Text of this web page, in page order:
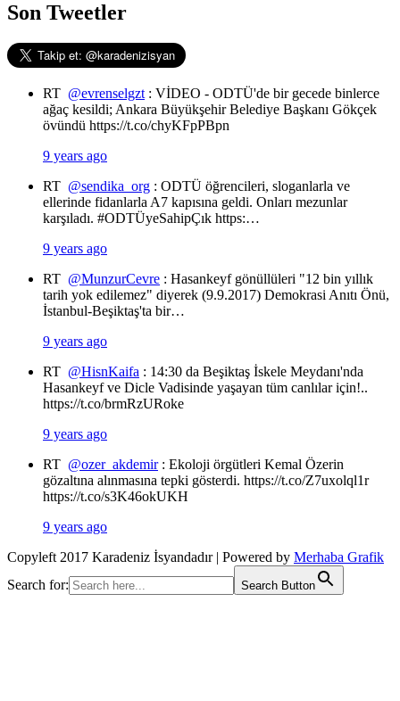
Son Tweetler
RT @evrenselgzt : VİDEO - ODTÜ'de bir gecede binlerce
ağaç kesildi; Ankara Büyükşehir Belediye Başkanı Gökçek
övündü https://t.co/chyKFpPBpn
9 years ago
RT @sendika_org : ODTÜ öğrencileri, sloganlarla ve
ellerinde fidanlarla A7 kapısına geldi. Onları mezunlar
karşıladı. #ODTÜyeSahipÇık https:…
9 years ago
RT @MunzurCevre : Hasankeyf gönüllüleri "12 bin yıllık
tarih yok edilemez" diyerek (9.9.2017) Demokrasi Anıtı Önü,
İstanbul-Beşiktaş'ta bir…
9 years ago
RT @HisnKaifa : 14:30 da Beşiktaş İskele Meydanı'nda
Hasankeyf ve Dicle Vadisinde yaşayan tüm canlılar için!..
https://t.co/brmRzURoke
9 years ago
RT @ozer_akdemir: Ekoloji örgütleri Kemal Özerin
gözaltına alınmasına tepki gösterdi. https://t.co/Z7uxolql1r
https://t.co/s3K46okUKH
9 years ago
Copyleft 2017 Karadeniz İsyandadır | Powered by Merhaba Grafik
Search for:
Search Button